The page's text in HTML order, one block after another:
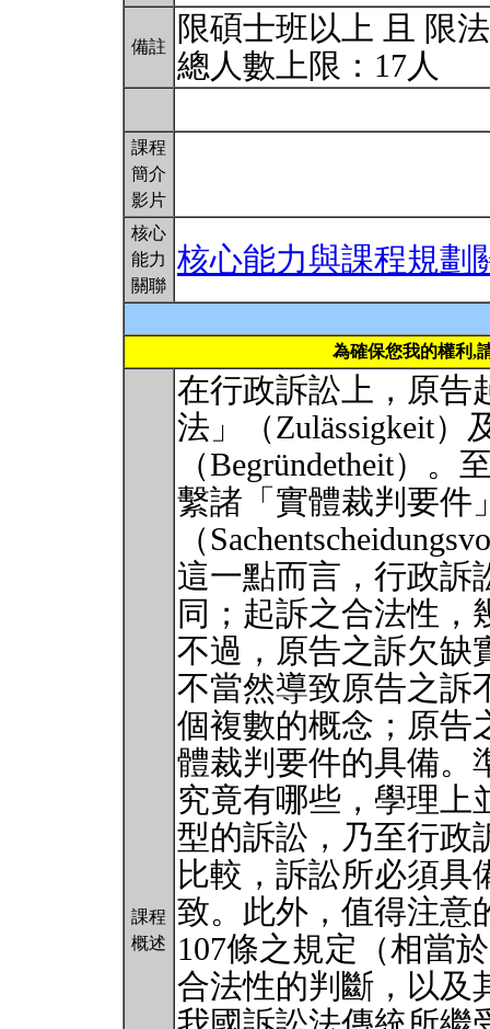
備註
限碩士班以上 且 限
總人數上限：17人
課程
簡介
影片
核心
能力
關聯
核心能力與課程規劃
為確保您我的權利,
課程
概述
在行政訴訟上，原告
法」（Zulässigkeit）
（Begründetheit）
繫諸「實體裁判要件
（
這一點而言，行政訴
同；起訴之合法性，
不過，原告之訴欠缺
不當然導致原告之訴
個複數的概念；原告
體裁判要件的具備。
究竟有哪些，學理上
型的訴訟，乃至行政
比較，訴訟所必須具
致。此外，值得注意
107條之規定（相當
合法性的判斷，以及